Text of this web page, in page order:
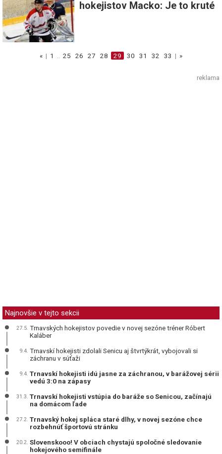
hokejistov Macko: Je to kruté
« | 1 25 26 27 28 29 30 31 32 33 | »
reklama
Najnovšie v tejto sekcii
27.5. Trnavských hokejistov povedie v novej sezóne tréner Róbert
Kaláber
9.4. Trnavskí hokejisti zdolali Senicu aj štvrtýkrát, vybojovali si
záchranu v súťaži
9.4. Trnavskí hokejisti idú jasne za záchranou, v barážovej sérii
vedú 3:0 na zápasy
31.3. Trnavskí hokejisti vstúpia do baráže so Senicou, začínajú
na domácom ľade
27.2. Trnavský hokej spláca staré dlhy, v novej sezóne chce
rozbehnúť športovú stránku
20.2. Slovenskooo! V obciach chystajú spoločné sledovanie
hokejového semifinále